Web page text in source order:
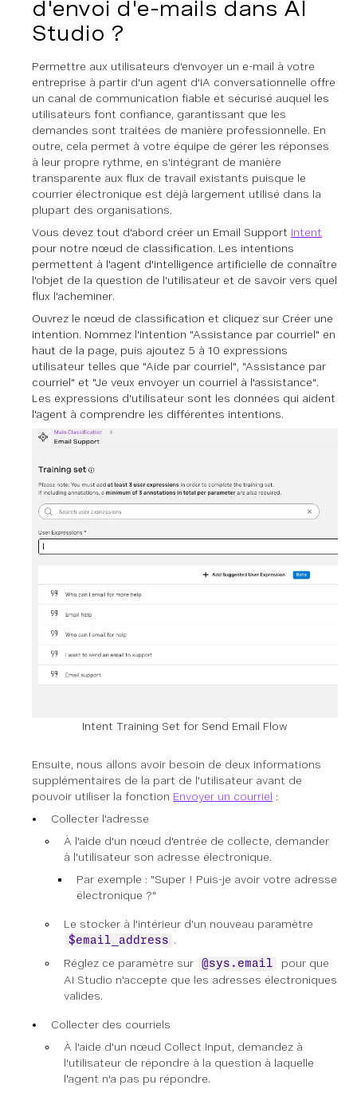
d'envoi d'e-mails dans AI
Studio ?
Permettre aux utilisateurs d'envoyer un e-mail à votre
entreprise à partir d'un agent d'IA conversationnelle offre
un canal de communication fiable et sécurisé auquel les
utilisateurs font confiance, garantissant que les
demandes sont traitées de manière professionnelle. En
outre, cela permet à votre équipe de gérer les réponses
à leur propre rythme, en s'intégrant de manière
transparente aux flux de travail existants puisque le
courrier électronique est déjà largement utilisé dans la
plupart des organisations.
Vous devez tout d'abord créer un Email Support Intent
pour notre nœud de classification. Les intentions
permettent à l'agent d'intelligence artificielle de connaître
l'objet de la question de l'utilisateur et de savoir vers quel
flux l'acheminer.
Ouvrez le nœud de classification et cliquez sur Créer une
intention. Nommez l'intention "Assistance par courriel" en
haut de la page, puis ajoutez 5 à 10 expressions
utilisateur telles que "Aide par courriel", "Assistance par
courriel" et "Je veux envoyer un courriel à l'assistance".
Les expressions d'utilisateur sont les données qui aident
l'agent à comprendre les différentes intentions.
Intent Training Set for Send Email Flow
Ensuite, nous allons avoir besoin de deux informations
supplémentaires de la part de l'utilisateur avant de
pouvoir utiliser la fonction Envoyer un courriel :
Collecter l'adresse
À l'aide d'un nœud d'entrée de collecte, demander
à l'utilisateur son adresse électronique.
Par exemple : "Super ! Puis-je avoir votre adresse
électronique ?"
Le stocker à l'intérieur d'un nouveau paramètre
$email_address .
Réglez ce paramètre sur
@sys.email
pour que
AI Studio n'accepte que les adresses électroniques
valides.
Collecter des courriels
À l'aide d'un nœud Collect Input, demandez à
l'utilisateur de répondre à la question à laquelle
l'agent n'a pas pu répondre.